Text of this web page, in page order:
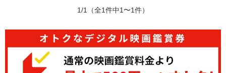
1/1 （全1件中1〜1件）